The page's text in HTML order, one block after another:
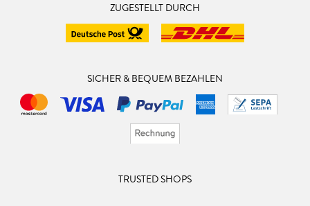
ZUGESTELLT DURCH
SICHER & BEQUEM BEZAHLEN
TRUSTED SHOPS